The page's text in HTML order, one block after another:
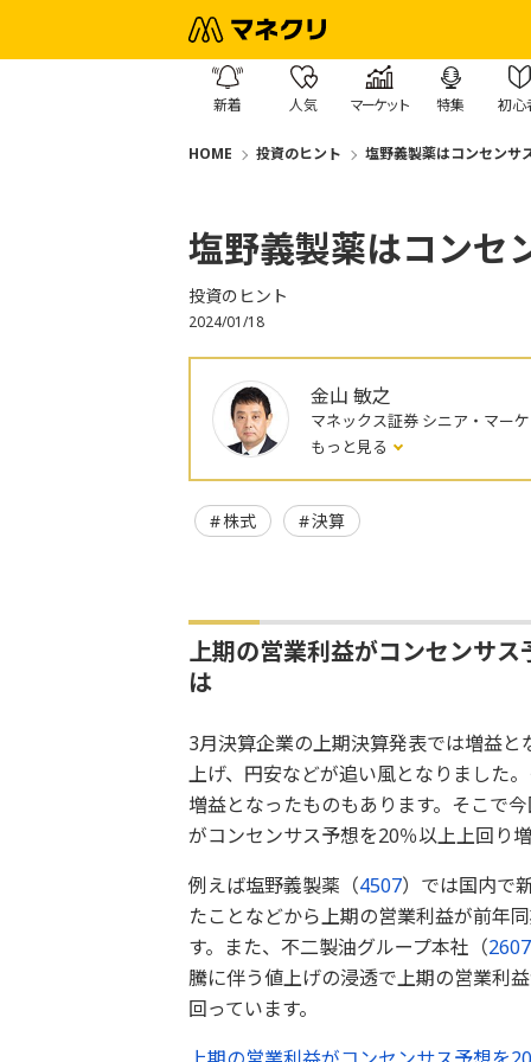
新着 人気 マーケット 特集 初心
HOME 投資のヒント 塩野義製薬はコンセンサ
塩野義製薬はコンセ
投資のヒント
2024/01/18
金山 敏之
マネックス証券 シニア・マー
もっと見る
株式 決算
上期の営業利益がコンセンサ
は
3月決算企業の上期決算発表では増益
上げ、円安などが追い風となりました
増益となったものもあります。そこで
がコンセンサス予想を20％以上上回り
例えば塩野義製薬（4507）では国内で
たことなどから上期の営業利益が前年
す。また、不二製油グループ本社（2607
騰に伴う値上げの浸透で上期の営業利
回っています。